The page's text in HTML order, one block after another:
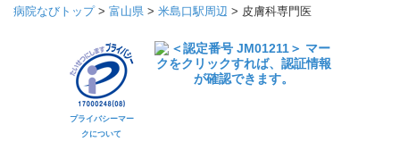
病院なびトップ> 富山県 > 米島口駅周辺 > 皮膚科専門医
プライバシーマー
クについて